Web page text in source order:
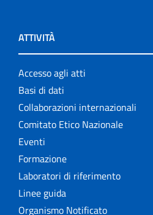
ATTIVITÀ
Accesso agli atti
Basi di dati
Collaborazioni internazionali
Comitato Etico Nazionale
Eventi
Formazione
Laboratori di riferimento
Linee guida
Organismo Notificato